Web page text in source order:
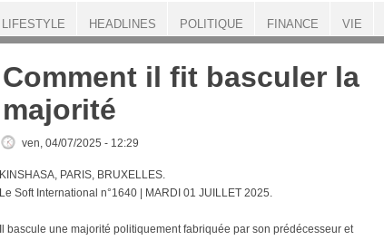
Comment il fit basculer la
majorité
ven, 04/07/2025 - 12:29
KINSHASA, PARIS, BRUXELLES.
Le Soft International n°1640 | MARDI 01 JUILLET 2025.
Il bascule une majorité politiquement fabriquée par son prédécesseur et
LIFESTYLE HEADLINES POLITIQUE FINANCE VIE